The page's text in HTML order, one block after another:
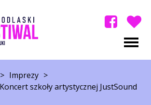
> Imprezy >
szkoły artystycznej JustSound